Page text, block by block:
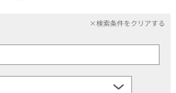
×検索条件をクリアする